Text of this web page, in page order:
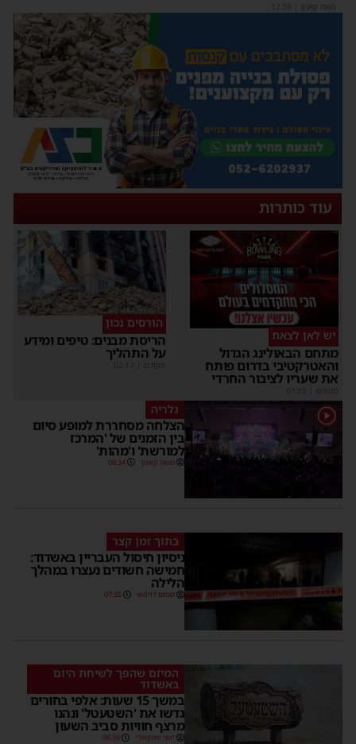
משה קאהן 12:26
עוד כותרות
יש לאן לצאת
מתחם הבאולינג הגדול
והאטרקטיבי בדרום פותח
את שעריו לציבור החרדי
מקודם
הורסים נכון
הריסת מבנים: טיפים ומידע
על התהליך
מקודם
1 גלריה
הצלחה מסחררת למופע סיום
בין הזמנים של 'המרכז
למורשת' ו'מהות'
משה קאהן 09:34
בתוך זמן קצר
ניסיון חיסול העבריין באשדוד:
חמישה חשודים נעצרו במהלך
הלילה
מנחם דויטש 07:35
המיזם שהפך לשיחת היום
באשדוד
במשך 15 שעות: אלפי בחורים
גדשו את 'השטעטל' ונהנו
מרצף חוויות סביב השעון
יוסי יחזקאלי 06:59